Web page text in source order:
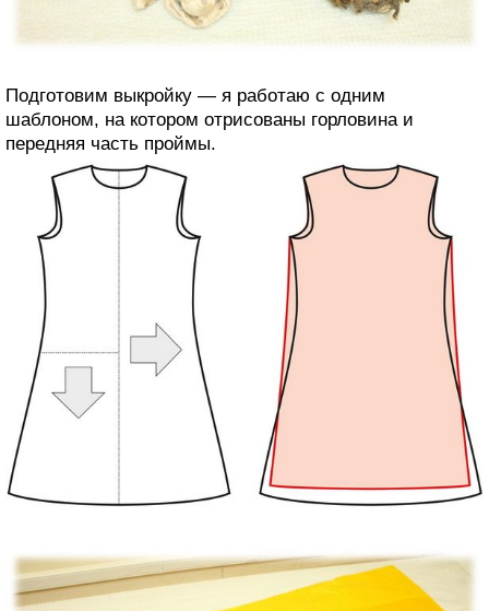
Подготовим выкройку — я работаю с одним
шаблоном, на котором отрисованы горловина и
передняя часть проймы.